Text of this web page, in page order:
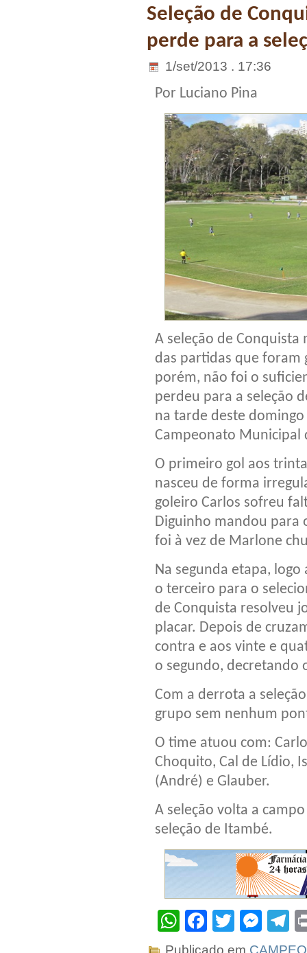
Seleção de
perde para a
1/set/2013 . 17:36
Por Luciano Pina
A seleção de
das partidas que foram
porém, não foi o
perdeu para a seleção
na tarde deste
Campeonato Municipal
O primeiro gol aos
nasceu de forma
goleiro Carlos sofreu
Diguinho mandou para
foi à vez de Marlone
Na segunda etapa,
o terceiro para o
de Conquista resolveu
placar. Depois de
contra e aos vinte e
o segundo, decretando
Com a derrota a
grupo sem nenhum
O time atuou com:
Choquito, Cal de Lídio,
(André) e Glauber.
A seleção volta a
seleção de Itambé.
WhatsApp
Facebook
Twitter
Publicado em